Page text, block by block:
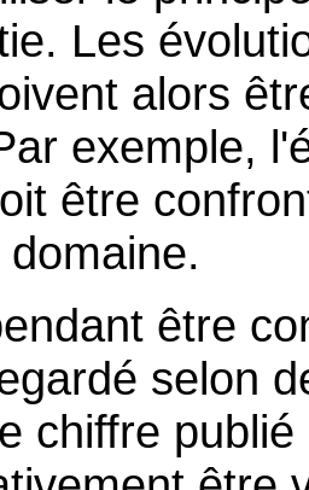
Les
alors
exemple,
être
être
selon
chiffre